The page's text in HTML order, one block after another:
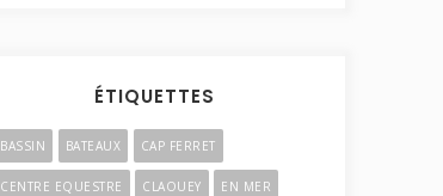
ÉTIQUETTES
BASSIN BATEAUX CAP FERRET
CENTRE EQUESTRE CLAOUEY EN MER